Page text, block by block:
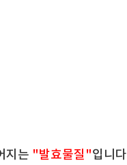
지는 "발효물질"입니